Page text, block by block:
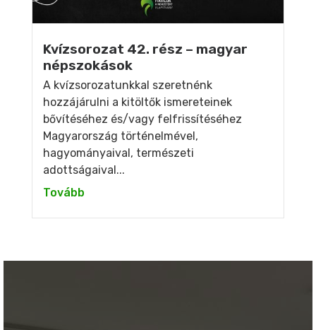
Kvízsorozat 42. rész – magyar
népszokások
A kvízsorozatunkkal szeretnénk
hozzájárulni a kitöltők ismereteinek
bővítéséhez és/vagy felfrissítéséhez
Magyarország történelmével,
hagyományaival, természeti
adottságaival...
Tovább